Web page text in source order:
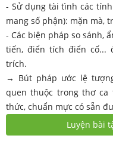
- Sử dụng tài tình các
mang số phận): mặn mà,
- Các biện pháp so sánh,
tiến, điển tích điển cố...
trích.
→ Bút pháp ước lệ
quen thuộc trong thơ ca
thức, chuẩn mực có sẵn
Luyện bài